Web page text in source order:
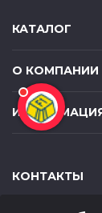
КАТАЛОГ
О КОМПАНИИ
КОНТАКТЫ